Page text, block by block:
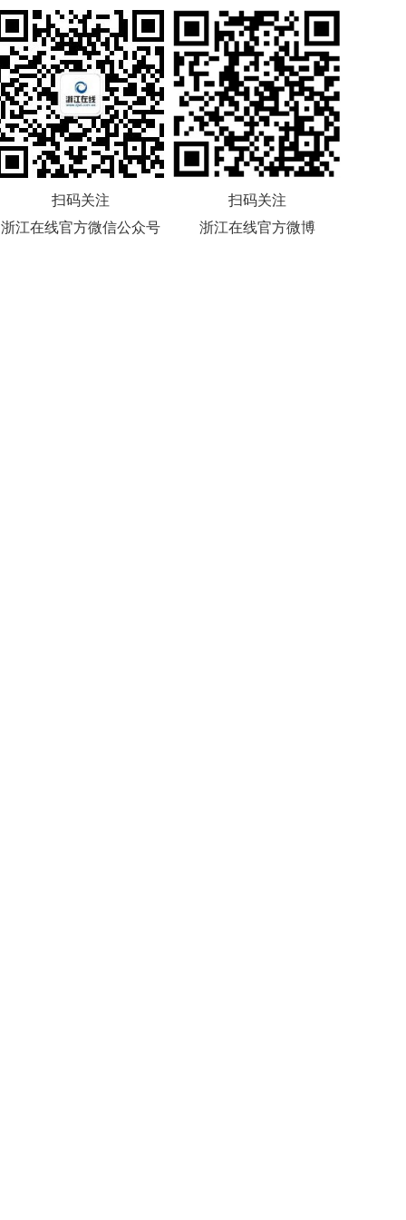
扫码关注
浙江在线官方微信公众号
扫码关注
浙江在线官方微博